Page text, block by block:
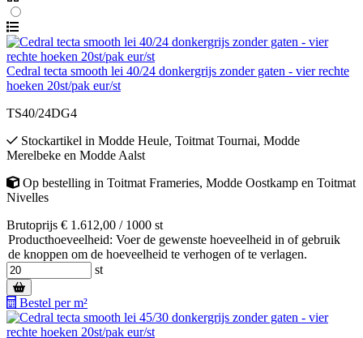
Cedral tecta smooth lei 40/24 donkergrijs zonder gaten - vier rechte
hoeken 20st/pak eur/st
TS40/24DG4
Stockartikel in Modde Heule, Toitmat Tournai, Modde
Merelbeke en Modde Aalst
Op bestelling in Toitmat Frameries, Modde Oostkamp en Toitmat
Nivelles
Brutoprijs € 1.612,00 / 1000 st
Producthoeveelheid: Voer de gewenste hoeveelheid in of gebruik
de knoppen om de hoeveelheid te verhogen of te verlagen.
st
Bestel per m²